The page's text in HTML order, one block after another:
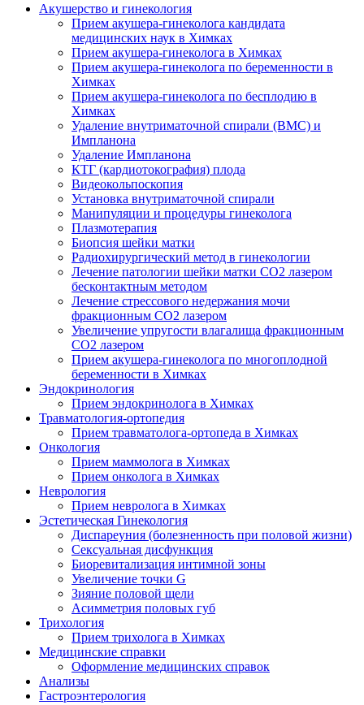
Акушерство и гинекология
Прием акушера-гинеколога кандидата
медицинских наук в Химках
Прием акушера-гинеколога в Химках
Прием акушера-гинеколога по беременности в
Химках
Прием акушера-гинеколога по бесплодию в
Химках
Удаление внутриматочной спирали (ВМС) и
Импланона
Удаление Импланона
КТГ (кардиотокография) плода
Видеокольпоскопия
Установка внутриматочной спирали
Манипуляции и процедуры гинеколога
Плазмотерапия
Биопсия шейки матки
Радиохирургический метод в гинекологии
Лечение патологии шейки матки CO2 лазером
бесконтактным методом
Лечение стрессового недержания мочи
фракционным CO2 лазером
Увеличение упругости влагалища фракционным
CO2 лазером
Прием акушера-гинеколога по многоплодной
беременности в Химках
Эндокринология
Прием эндокринолога в Химках
Травматология-ортопедия
Прием травматолога-ортопеда в Химках
Онкология
Прием маммолога в Химках
Прием онколога в Химках
Неврология
Прием невролога в Химках
Эстетическая Гинекология
Диспареуния (болезненность при половой жизни)
Сексуальная дисфункция
Биоревитализация интимной зоны
Увеличение точки G
Зияние половой щели
Асимметрия половых губ
Трихология
Прием трихолога в Химках
Медицинские справки
Оформление медицинских справок
Анализы
Гастроэнтерология